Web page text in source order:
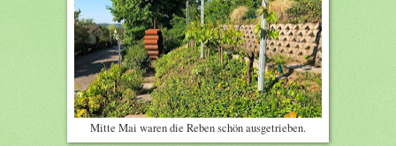
Mitte Mai waren die Reben schön ausgetrieben.